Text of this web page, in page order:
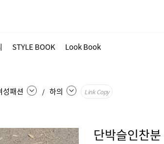
STYLE BOOK Look Book
성패션 / 하의 Link Copy
단박슬인찬분